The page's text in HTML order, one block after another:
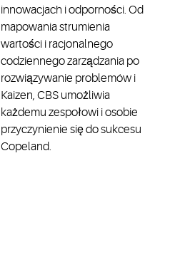
innowacjach i odporności. Od
mapowania strumienia
wartości i racjonalnego
codziennego zarządzania po
rozwiązywanie problemów i
Kaizen, CBS umożliwia
każdemu zespołowi i osobie
przyczynienie się do sukcesu
Copeland.